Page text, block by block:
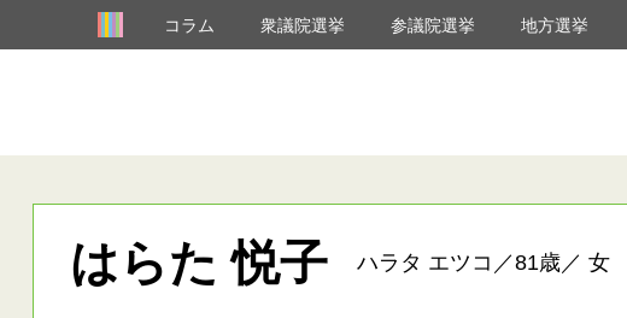
コラム 衆議院選挙 参議院選挙 地方選挙
はらた 悦子 ハラタ エツコ／81歳／ 女